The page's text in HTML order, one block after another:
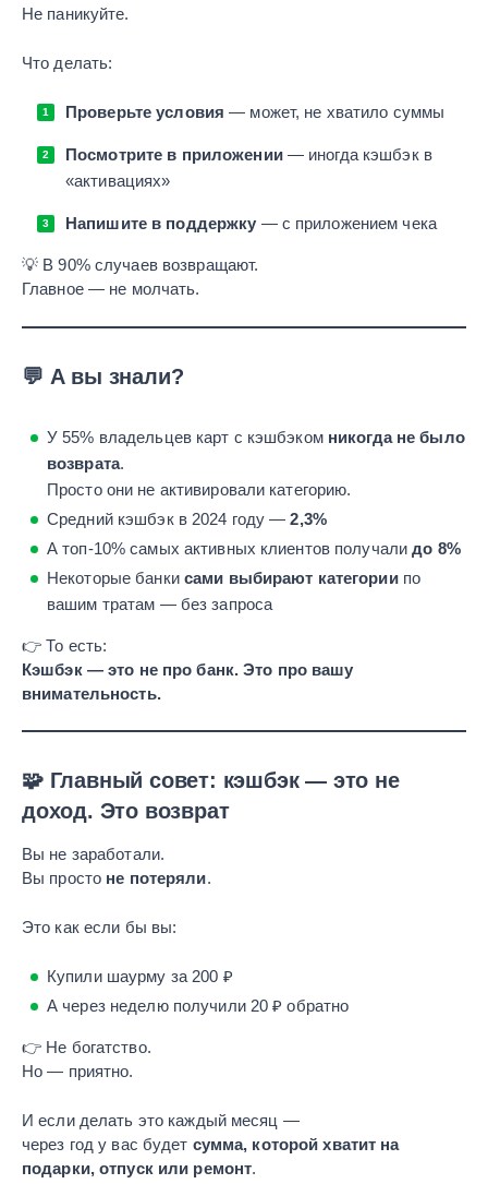
Не паникуйте.
Что делать:
Проверьте условия — может, не хватило суммы
Посмотрите в приложении— иногда кэшбэк в
«активациях»
Напишите в поддержку — с приложением чека
💡 В 90% случаев возвращают.
Главное — не молчать.
💬 А вы знали?
У 55% владельцев карт с кэшбэком никогда не было
возврата.
Просто они не активировали категорию.
Средний кэшбэк в 2024 году —2,3%
А топ-10% самых активных клиентов получалидо 8%
Некоторые банки сами выбирают категориипо
вашим тратам — без запроса
👉 То есть:
Кэшбэк — это не про банк. Это про вашу
внимательность.
🧩 Главный совет: кэшбэк — это не
доход. Это возврат
Вы не заработали.
Вы просто не потеряли.
Это как если бы вы:
Купили шаурму за 200 ₽
А через неделю получили 20 ₽ обратно
👉 Не богатство.
Но — приятно.
И если делать это каждый месяц —
через год у вас будет сумма, которой хватит на
подарки, отпуск или ремонт.